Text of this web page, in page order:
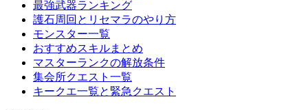
最強武器ランキング
護石周回とリセマラのやり方
モンスター一覧
おすすめスキルまとめ
マスターランクの解放条件
集会所クエスト一覧
キークエ一覧と緊急クエスト